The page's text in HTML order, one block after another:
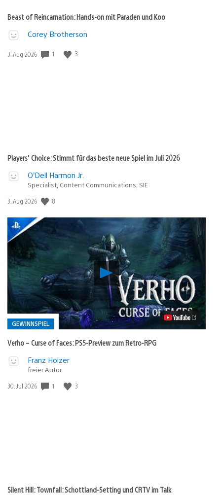
Beast of Reincarnation: Hands-on mit Paraden und Koo
Corey Brotherson
Veröffentlichungsdatum:
3. Aug 2026 1 3
Players’ Choice: Stimmt für das beste neue Spiel im Juli 2026
O’Dell Harmon Jr.
Specialist, Content Communications, SIE
Veröffentlichungsdatum:
3. Aug 2026 8
Verho
–
Curse
of
Faces:
PS5-
Preview
zum
Retro-
GEWINNSPIEL
Verho – Curse of Faces: PS5-Preview zum Retro-RPG
Veröffentlicht
Gewinnspiel
Franz Holzer
freier Autor
Veröffentlichungsdatum:
30. Jul 2026 1 3
Silent Hill: Townfall: Schottland-Setting und CRTV im Talk